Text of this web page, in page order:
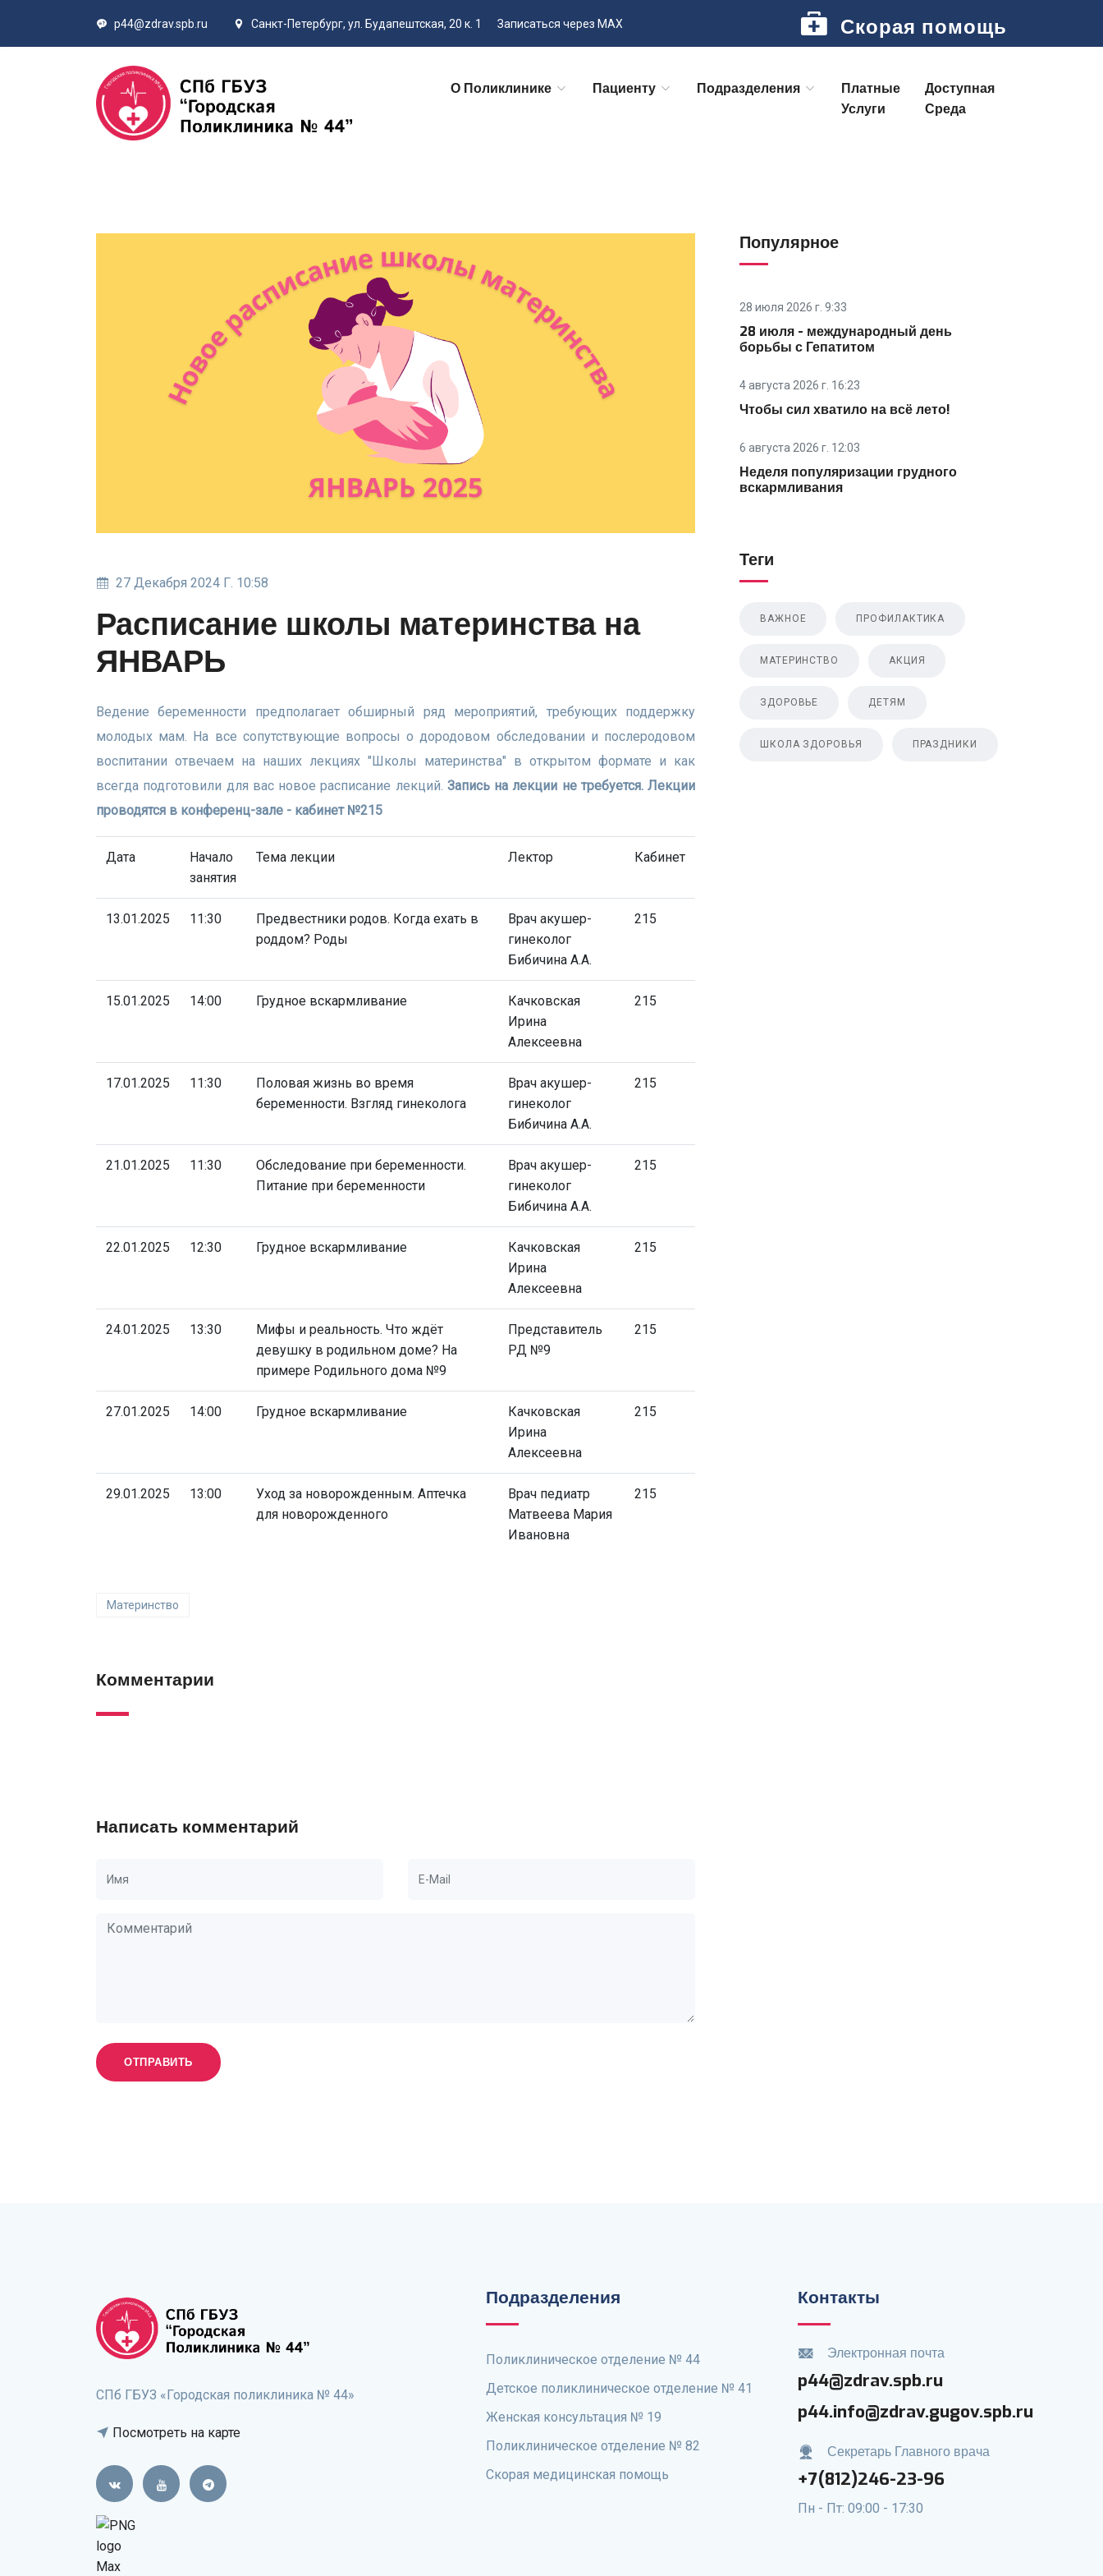
p44@zdrav.spb.ru Санкт-Петербург, ул. Будапештская, 20 к. 1 Записаться через MAX Скорая помощь
О Поликлинике Пациенту Подразделения
Платные
Услуги
Доступная
Среда
27 Декабря 2024 Г. 10:58
Расписание школы материнства на
ЯНВАРЬ
Ведение беременности предполагает обширный ряд мероприятий, требующих поддержку
молодых мам. На все сопутствующие вопросы о дородовом обследовании и послеродовом
воспитании отвечаем на наших лекциях "Школы материнства" в открытом формате и как
всегда подготовили для вас новое расписание лекций. Запись на лекции не требуется. Лекции
проводятся в конференц-зале - кабинет №215
Дата
Начало
занятия
Тема лекции Лектор Кабинет
13.01.2025 11:30
Предвестники родов. Когда ехать в
роддом? Роды
Врач акушер-
гинеколог
Бибичина А.А.
215
15.01.2025 14:00 Грудное вскармливание
Качковская
Ирина
Алексеевна
215
17.01.2025 11:30
Половая жизнь во время
беременности. Взгляд гинеколога
Врач акушер-
гинеколог
Бибичина А.А.
215
21.01.2025 11:30
Обследование при беременности.
Питание при беременности
Врач акушер-
гинеколог
Бибичина А.А.
215
22.01.2025 12:30 Грудное вскармливание
Качковская
Ирина
Алексеевна
215
24.01.2025 13:30
Мифы и реальность. Что ждёт
девушку в родильном доме? На
примере Родильного дома №9
Представитель
РД №9
215
27.01.2025 14:00 Грудное вскармливание
Качковская
Ирина
Алексеевна
215
29.01.2025 13:00
Уход за новорожденным. Аптечка
для новорожденного
Врач педиатр
Матвеева Мария
Ивановна
215
Материнство
Комментарии
Написать комментарий
Популярное
28 июля 2026 г. 9:33
28 июля - международный день
борьбы с Гепатитом
4 августа 2026 г. 16:23
Чтобы сил хватило на всё лето!
6 августа 2026 г. 12:03
Неделя популяризации грудного
вскармливания
Теги
ВАЖНОЕ ПРОФИЛАКТИКА
МАТЕРИНСТВО АКЦИЯ
ЗДОРОВЬЕ ДЕТЯМ
ШКОЛА ЗДОРОВЬЯ ПРАЗДНИКИ
СПб ГБУЗ «Городская поликлиника № 44»
Посмотреть на карте
Подразделения
Поликлиническое отделение № 44
Детское поликлиническое отделение № 41
Женская консультация № 19
Поликлиническое отделение № 82
Скорая медицинская помощь
Контакты
Электронная почта
p44@zdrav.spb.ru
p44.info@zdrav.gugov.spb.ru
Секретарь Главного врача
+7(812)246-23-96
Пн - Пт: 09:00 - 17:30